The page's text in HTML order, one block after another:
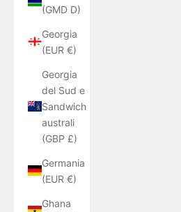
(GMD D)
Georgia
(EUR €)
Georgia
del Sud e
Sandwich
australi
(GBP £)
Germania
(EUR €)
Ghana